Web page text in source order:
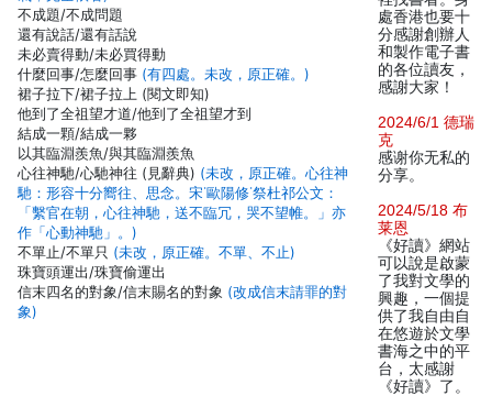
不成題/不成問題
還有說話/還有話說
未必賣得動/未必買得動
什麼回事/怎麼回事 (有四處。未改，原正確。)
裙子拉下/裙子拉上 (閱文即知)
他到了全祖望才道/他到了全祖望才到
結成一顆/結成一夥
以其臨淵羨魚/與其臨淵羨魚
心往神馳/心馳神往 (見辭典) (未改，原正確。心往神
馳：形容十分嚮往、思念。宋˙歐陽修˙祭杜祁公文：
「繫官在朝，心往神馳，送不臨冗，哭不望帷。」亦
作「心動神馳」。)
不單止/不單只 (未改，原正確。不單、不止)
珠寶頭運出/珠寶偷運出
信末四名的對象/信末賜名的對象 (改成信末請罪的對
象)
處香港也要十
分感謝創辦人
和製作電子書
的各位讀友，
感謝大家！
2024/6/1 德瑞
克
感谢你无私的
分享。
2024/5/18 布
莱恩
《好讀》網站
可以說是啟蒙
了我對文學的
興趣，一個提
供了我自由自
在悠遊於文學
書海之中的平
台，太感謝
《好讀》了。